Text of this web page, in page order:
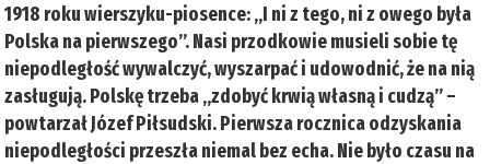
1918 roku wierszyku-piosence: „I ni z tego, ni z owego była
Polska na pierwszego”. Nasi przodkowie musieli sobie tę
niepodległość wywalczyć, wyszarpać i udowodnić, że na nią
zasługują. Polskę trzeba „zdobyć krwią własną i cudzą” –
powtarzał Józef Piłsudski. Pierwsza rocznica odzyskania
niepodległości przeszła niemal bez echa. Nie było czasu na